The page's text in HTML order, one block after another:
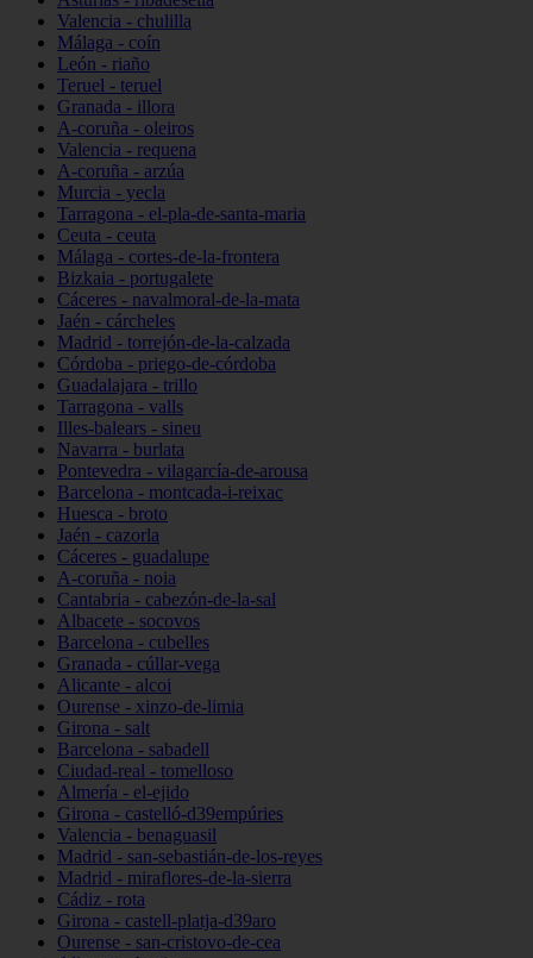
Valencia - chulilla
Málaga - coín
León - riaño
Teruel - teruel
Granada - illora
A-coruña - oleiros
Valencia - requena
A-coruña - arzúa
Murcia - yecla
Tarragona - el-pla-de-santa-maria
Ceuta - ceuta
Málaga - cortes-de-la-frontera
Bizkaia - portugalete
Cáceres - navalmoral-de-la-mata
Jaén - cárcheles
Madrid - torrejón-de-la-calzada
Córdoba - priego-de-córdoba
Guadalajara - trillo
Tarragona - valls
Illes-balears - sineu
Navarra - burlata
Pontevedra - vilagarcía-de-arousa
Barcelona - montcada-i-reixac
Huesca - broto
Jaén - cazorla
Cáceres - guadalupe
A-coruña - noia
Cantabria - cabezón-de-la-sal
Albacete - socovos
Barcelona - cubelles
Granada - cúllar-vega
Alicante - alcoi
Ourense - xinzo-de-limia
Girona - salt
Barcelona - sabadell
Ciudad-real - tomelloso
Almería - el-ejido
Girona - castelló-d39empúries
Valencia - benaguasil
Madrid - san-sebastián-de-los-reyes
Madrid - miraflores-de-la-sierra
Cádiz - rota
Girona - castell-platja-d39aro
Ourense - san-cristovo-de-cea